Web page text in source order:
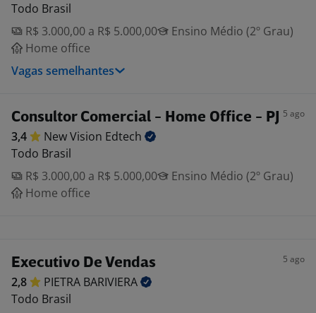
Todo Brasil
R$ 3.000,00 a R$ 5.000,00
Ensino Médio (2º Grau)
Home office
Vagas semelhantes
Consultor Comercial - Home Office - PJ 5 ago
3,4 New Vision Edtech
Todo Brasil
R$ 3.000,00 a R$ 5.000,00
Ensino Médio (2º Grau)
Home office
Executivo De Vendas 5 ago
2,8 PIETRA BARIVIERA
Todo Brasil